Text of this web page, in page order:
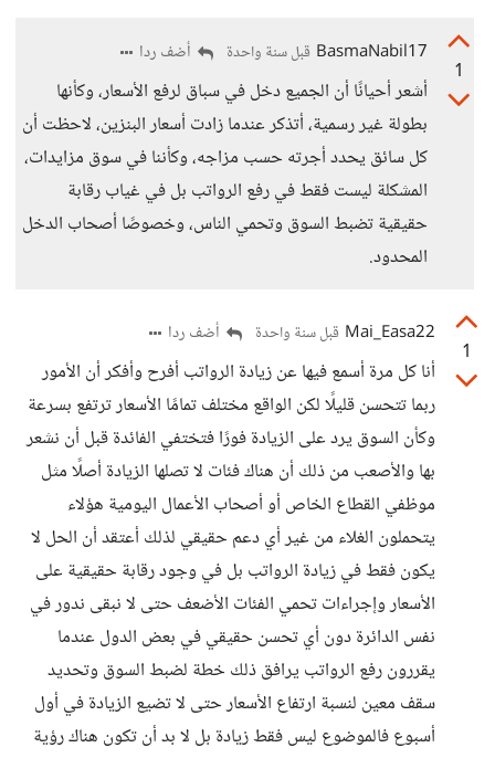
1
BasmaNabil17 قبل سنة واحدة أضف ردا
أشعر أحيانًا أن الجميع دخل في سباق لرفع الأسعار، وكأنها
بطولة غير رسمية، أتذكر عندما زادت أسعار البنزين، لاحظت أن
كل سائق يحدد أجرته حسب مزاجه، وكأننا في سوق مزايدات،
المشكلة ليست فقط في رفع الرواتب بل في غياب رقابة
حقيقية تضبط السوق وتحمي الناس، وخصوصًا أصحاب الدخل
المحدود.
1
Mai_Easa22 قبل سنة واحدة أضف ردا
أنا كل مرة أسمع فيها عن زيادة الرواتب أفرح وأفكر أن الأمور
ربما تتحسن قليلًا لكن الواقع مختلف تمامًا الأسعار ترتفع بسرعة
وكأن السوق يرد على الزيادة فورًا فتختفي الفائدة قبل أن نشعر
بها والأصعب من ذلك أن هناك فئات لا تصلها الزيادة أصلًا مثل
موظفي القطاع الخاص أو أصحاب الأعمال اليومية هؤلاء
يتحملون الغلاء من غير أي دعم حقيقي لذلك أعتقد أن الحل لا
يكون فقط في زيادة الرواتب بل في وجود رقابة حقيقية على
الأسعار وإجراءات تحمي الفئات الأضعف حتى لا نبقى ندور في
نفس الدائرة دون أي تحسن حقيقي في بعض الدول عندما
يقررون رفع الرواتب يرافق ذلك خطة لضبط السوق وتحديد
سقف معين لنسبة ارتفاع الأسعار حتى لا تضيع الزيادة في أول
أسبوع فالموضوع ليس فقط زيادة بل لا بد أن تكون هناك رؤية